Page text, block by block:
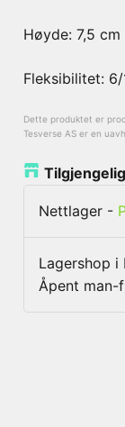
Høyde: 7,5 cm
Fleksibilitet: 6/
Dette produktet er
Tesverse AS er en
Nettlager -
Lagershop i
Åpent man-